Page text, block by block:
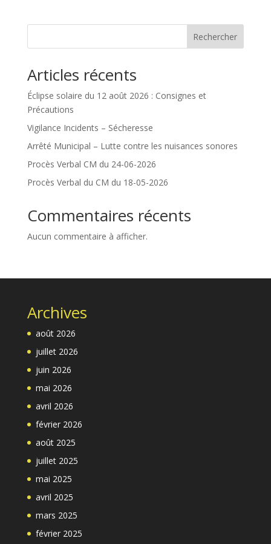
Rechercher
Articles récents
Éclipse solaire du 12 août 2026 : Consignes et
Précautions
Vigilance Incidents – Sécheresse
Arrêté Municipal – Lutte contre les nuisances sonores
Procès Verbal CM du 24-06-2026
Procès Verbal du CM du 18-05-2026
Commentaires récents
Aucun commentaire à afficher.
Archives
août 2026
juillet 2026
juin 2026
mai 2026
avril 2026
février 2026
août 2025
juillet 2025
mai 2025
avril 2025
mars 2025
février 2025